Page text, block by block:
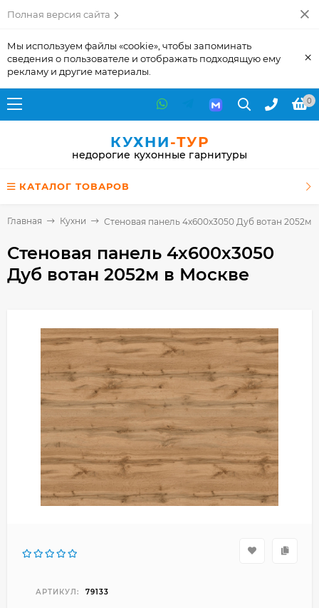
Полная версия сайта
Мы используем файлы «cookie», чтобы запоминать
сведения о пользователе и отображать подходящую ему
рекламу и другие материалы.
×
0
КУХНИ-ТУР
недорогие кухонные гарнитуры
КАТАЛОГ ТОВАРОВ
Главная Кухни Стеновая панель 4х600х3050 Дуб вотан 2052м
Стеновая панель 4х600х3050
Дуб вотан 2052м в Москве
АРТИКУЛ: 79133